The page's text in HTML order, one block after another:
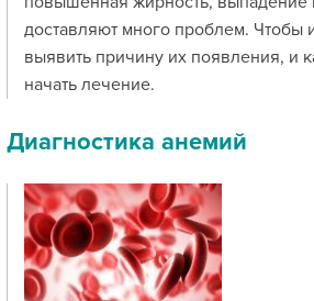
доставляют много проблем. Чтобы
выявить причину их появления, и
начать лечение.
Диагностика анемий